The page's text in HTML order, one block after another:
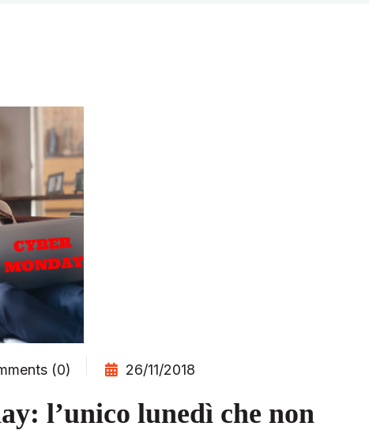
(0) 26/11/2018
l’unico lunedì che non